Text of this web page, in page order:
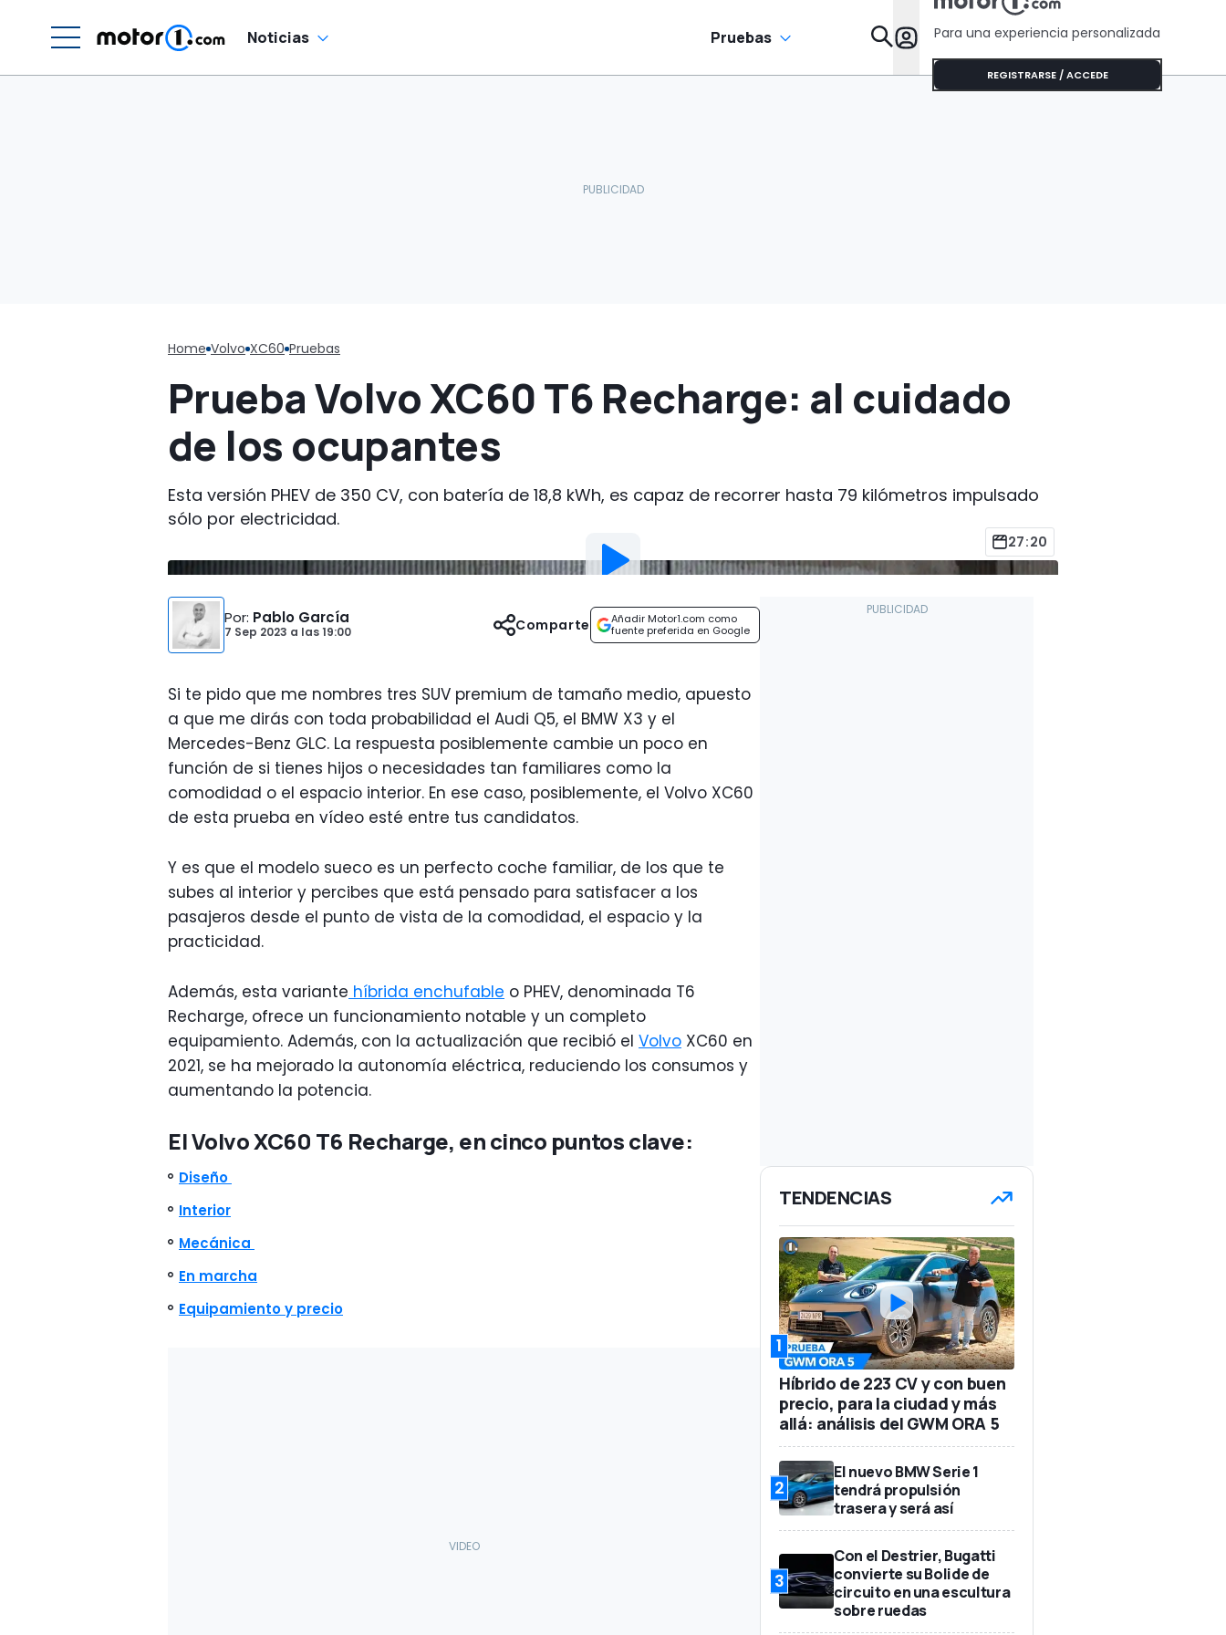
Noticias Pruebas Para una experiencia personalizada
REGISTRARSE / ACCEDE
Home Volvo XC60 Pruebas
Prueba Volvo XC60 T6 Recharge: al cuidado
de los ocupantes
Esta versión PHEV de 350 CV, con batería de 18,8 kWh, es capaz de recorrer hasta 79 kilómetros impulsado
sólo por electricidad.
27:20
Por: Pablo García
7 Sep 2023 a las19:00
Añadir Motor1.com como
fuente preferida en Google
Comparte
Si te pido que me nombres tres SUV premium de tamaño medio, apuesto
a que me dirás con toda probabilidad el Audi Q5, el BMW X3 y el
Mercedes-Benz GLC. La respuesta posiblemente cambie un poco en
función de si tienes hijos o necesidades tan familiares como la
comodidad o el espacio interior. En ese caso, posiblemente, el Volvo XC60
de esta prueba en vídeo esté entre tus candidatos.
Y es que el modelo sueco es un perfecto coche familiar, de los que te
subes al interior y percibes que está pensado para satisfacer a los
pasajeros desde el punto de vista de la comodidad, el espacio y la
practicidad.
Además, esta variante híbrida enchufable o PHEV, denominada T6
Recharge, ofrece un funcionamiento notable y un completo
equipamiento. Además, con la actualización que recibió el Volvo XC60 en
2021, se ha mejorado la autonomía eléctrica, reduciendo los consumos y
aumentando la potencia.
El Volvo XC60 T6 Recharge, en cinco puntos clave:
Diseño
Interior
Mecánica
En marcha
Equipamiento y precio
TENDENCIAS
1
Híbrido de 223 CV y con buen
precio, para la ciudad y más
allá: análisis del GWM ORA 5
2
El nuevo BMW Serie 1
tendrá propulsión
trasera y será así
3
Con el Destrier, Bugatti
convierte su Bolide de
circuito en una escultura
sobre ruedas